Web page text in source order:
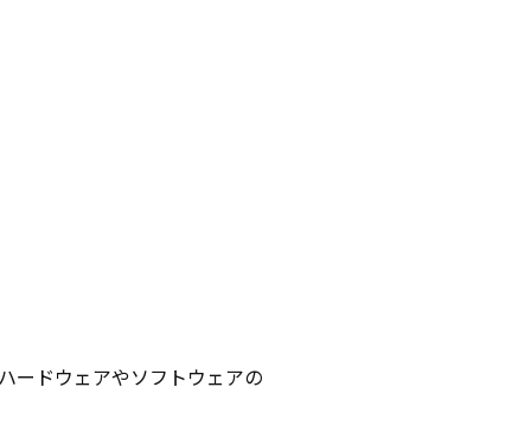
ードウェアやソフトウェアの